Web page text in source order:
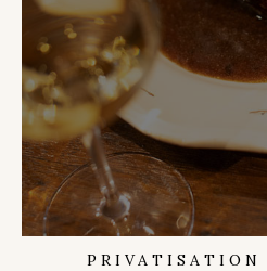
PRIVATISATION